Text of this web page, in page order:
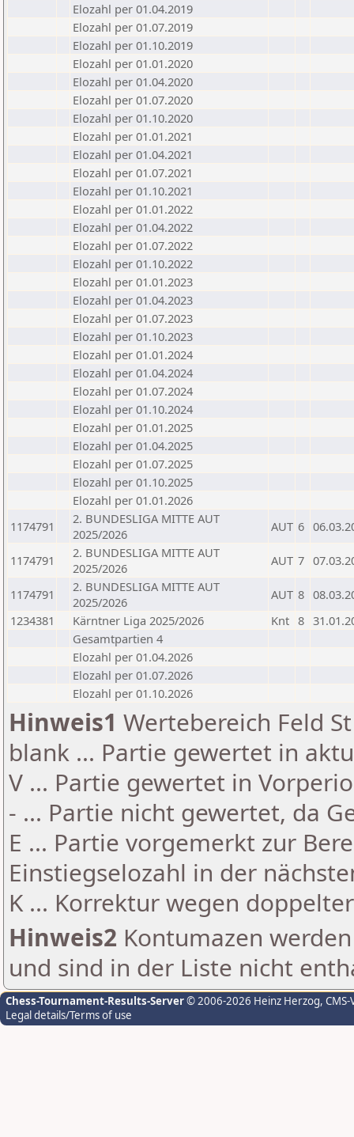
Elozahl per 01.04.2019
Elozahl per 01.07.2019
Elozahl per 01.10.2019
Elozahl per 01.01.2020
Elozahl per 01.04.2020
Elozahl per 01.07.2020
Elozahl per 01.10.2020
Elozahl per 01.01.2021
Elozahl per 01.04.2021
Elozahl per 01.07.2021
Elozahl per 01.10.2021
Elozahl per 01.01.2022
Elozahl per 01.04.2022
Elozahl per 01.07.2022
Elozahl per 01.10.2022
Elozahl per 01.01.2023
Elozahl per 01.04.2023
Elozahl per 01.07.2023
Elozahl per 01.10.2023
Elozahl per 01.01.2024
Elozahl per 01.04.2024
Elozahl per 01.07.2024
Elozahl per 01.10.2024
Elozahl per 01.01.2025
Elozahl per 01.04.2025
Elozahl per 01.07.2025
Elozahl per 01.10.2025
Elozahl per 01.01.2026
1174791
2. BUNDESLIGA MITTE AUT
2025/2026
AUT 6
1174791
2. BUNDESLIGA MITTE AUT
2025/2026
AUT 7
1174791
2. BUNDESLIGA MITTE AUT
2025/2026
AUT 8
1234381
Kärntner Liga 2025/2026 Knt 8
Gesamtpartien 4
Elozahl per 01.04.2026
Elozahl per 01.07.2026
Elozahl per 01.10.2026
Hinweis1 Wertebereich Feld
blank ... Partie gewertet in
V ... Partie gewertet in
- ... Partie nicht gewertet, da
E ... Partie vorgemerkt zur
Einstiegselozahl in der
K ... Korrektur wegen
Hinweis2 Kontumazen
und sind in der Liste nicht
Chess-Tournament-Results-Server© 2006-2026 Heinz Herzog,
Legal details/Terms of use